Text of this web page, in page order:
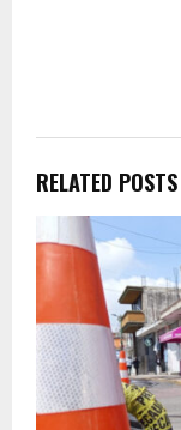
RELATED POSTS